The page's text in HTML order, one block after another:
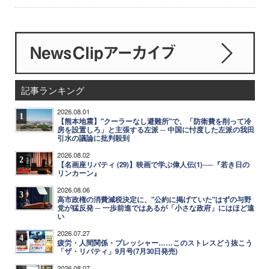
記事ランキング
1 2026.08.01
【熊本地震】"クーラーなし避難所"で、「防衛費を削って冷
房を設置しろ」と主張する左派 ─ 中国に忖度した左派の我田
引水の議論に批判殺到
2 2026.08.02
【名画座リバティ (29)】映画で学ぶ偉人伝(1)──『若き日の
リンカーン』
3 2026.08.06
高市政権の消費減税決定に、"公約に掲げていた"はずの与野
党が猛反発 ─ 一歩前進ではあるが「小さな政府」にはほど遠
い
4 2026.07.27
疲労・人間関係・プレッシャー……このストレスどう抜こう
「ザ・リバティ」9月号(7月30日発売)